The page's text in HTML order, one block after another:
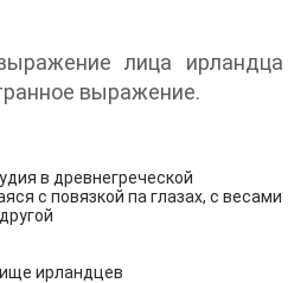
лица ирландца
выражение.
в древнегреческой
с повязкой па глазах, с весами
ирландцев